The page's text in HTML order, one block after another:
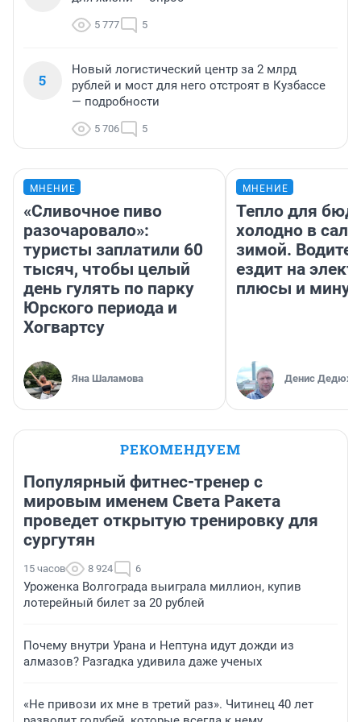
5 777 5
5
Новый логистический центр за 2 млрд
рублей и мост для него отстроят в Кузбассе
— подробности
5 706 5
МНЕНИЕ
«Сливочное пиво
разочаровало»:
туристы заплатили 60
тысяч, чтобы целый
день гулять по парку
Юрского периода и
Хогвартсу
Яна Шаламова
МНЕНИЕ
Тепло для
холодно в
зимой.
ездит на
плюсы и
Денис
РЕКОМЕНДУЕМ
Популярный фитнес-тренер с
мировым именем Света Ракета
проведет открытую тренировку для
сургутян
15 часов 8 924 6
Уроженка Волгограда выиграла миллион, купив
лотерейный билет за 20 рублей
Почему внутри Урана и Нептуна идут дожди из
алмазов? Разгадка удивила даже ученых
«Не привози их мне в третий раз». Читинец 40 лет